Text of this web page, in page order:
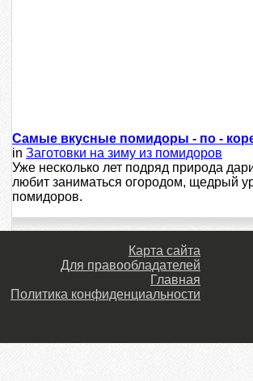
Самые вкусные помидоры - по -
in Заготовки на зиму из помидоров
Уже несколько лет подряд природа
любит заниматься огородом, щедрый
помидоров.
Карта сайта
Для правообладателей
Главная
Политика конфиденциальности